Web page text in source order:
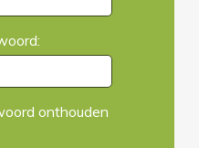
onthouden